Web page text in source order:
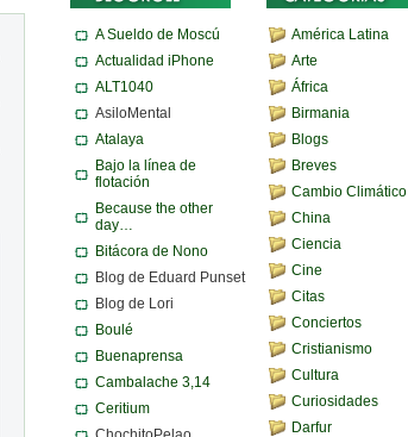
A Sueldo de Moscú
Actualidad iPhone
ALT1040
AsiloMental
Atalaya
Bajo la línea de
flotación
Because the other
day…
Bitácora de Nono
Blog de Eduard Punset
Blog de Lori
Boulé
Buenaprensa
Cambalache 3,14
Ceritium
América Latina
Arte
África
Birmania
Blogs
Breves
Cambio Climático
China
Ciencia
Cine
Citas
Conciertos
Cristianismo
Cultura
Curiosidades
Darfur